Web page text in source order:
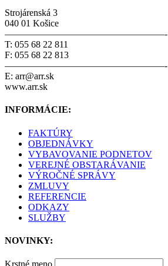
Strojárenská 3
040 01 Košice
—————————————————-
T: 055 68 22 811
F: 055 68 22 813
—————————————————-
E: arr@arr.sk
www.arr.sk
INFORMÁCIE:
FAKTÚRY
OBJEDNÁVKY
VYBAVOVANIE PODNETOV
VEREJNÉ OBSTARÁVANIE
VÝROČNÉ SPRÁVY
ZMLUVY
REFERENCIE
ODKAZY
SLUŽBY
NOVINKY: